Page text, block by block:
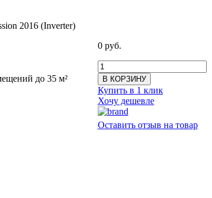
2016 (Inverter)
0 руб.
В КОРЗИНУ
Купить в 1 клик
Хочу дешевле
Оставить отзыв на товар
до 35 м²